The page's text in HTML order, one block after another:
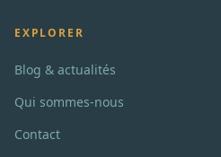
EXPLORER
Blog & actualités
Qui sommes-nous
Contact